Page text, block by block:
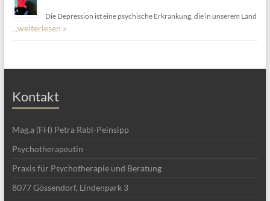
Die Depression ist eine psychische Erkrankung, die in unserem Land
…weiterlesen »
Kontakt
Mag.a (FH) Petra Rabl-Peinsipp
Psychotherapeutin
Praxis für Psychotherapie und Beratung
8077 Gössendorf, Lindenpark 3